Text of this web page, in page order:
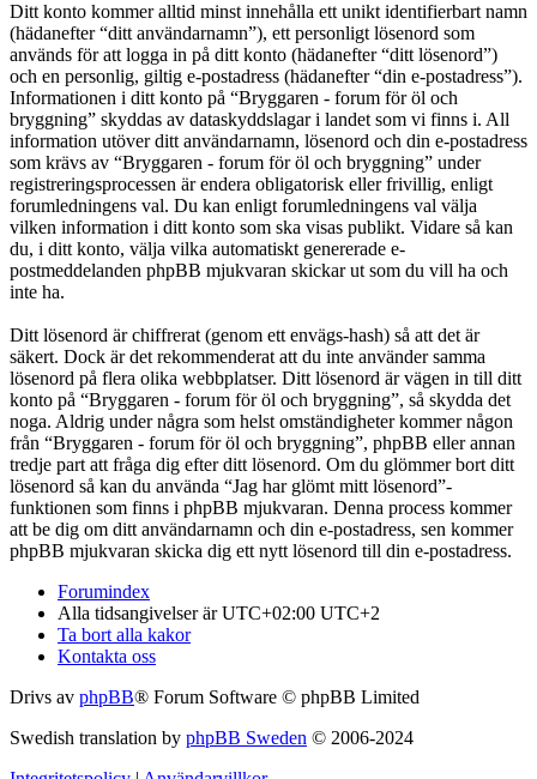
Ditt konto kommer alltid minst innehålla ett unikt identifierbart namn
(hädanefter “ditt användarnamn”), ett personligt lösenord som
används för att logga in på ditt konto (hädanefter “ditt lösenord”)
och en personlig, giltig e-postadress (hädanefter “din e-postadress”).
Informationen i ditt konto på “Bryggaren - forum för öl och
bryggning” skyddas av dataskyddslagar i landet som vi finns i. All
information utöver ditt användarnamn, lösenord och din e-postadress
som krävs av “Bryggaren - forum för öl och bryggning” under
registreringsprocessen är endera obligatorisk eller frivillig, enligt
forumledningens val. Du kan enligt forumledningens val välja
vilken information i ditt konto som ska visas publikt. Vidare så kan
du, i ditt konto, välja vilka automatiskt genererade e-
postmeddelanden phpBB mjukvaran skickar ut som du vill ha och
inte ha.
Ditt lösenord är chiffrerat (genom ett envägs-hash) så att det är
säkert. Dock är det rekommenderat att du inte använder samma
lösenord på flera olika webbplatser. Ditt lösenord är vägen in till ditt
konto på “Bryggaren - forum för öl och bryggning”, så skydda det
noga. Aldrig under några som helst omständigheter kommer någon
från “Bryggaren - forum för öl och bryggning”, phpBB eller annan
tredje part att fråga dig efter ditt lösenord. Om du glömmer bort ditt
lösenord så kan du använda “Jag har glömt mitt lösenord”-
funktionen som finns i phpBB mjukvaran. Denna process kommer
att be dig om ditt användarnamn och din e-postadress, sen kommer
phpBB mjukvaran skicka dig ett nytt lösenord till din e-postadress.
Forumindex
Alla tidsangivelser är UTC+02:00 UTC+2
Ta bort alla kakor
Kontakta oss
Drivs av phpBB® Forum Software © phpBB Limited
Swedish translation by phpBB Sweden © 2006-2024